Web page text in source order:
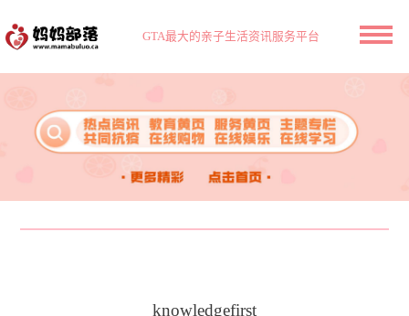
GTA最大的亲子生活资讯服务平台
knowledgefirst